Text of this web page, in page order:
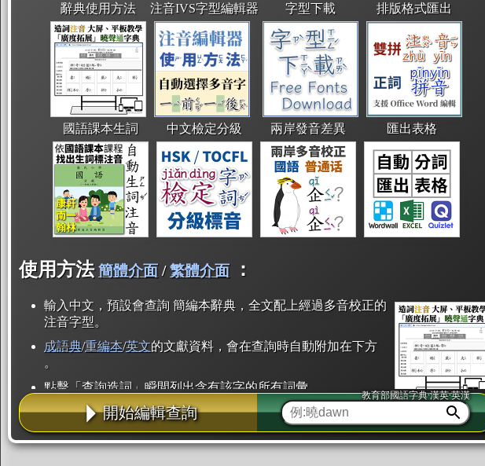
辭典使用方法 注音IVS字型編輯器 字型下載 排版格式匯出
國語課本生詞 中文檢定分級 兩岸發音差異 匯出表格
使用方法 簡體介面/繁體介面 ：
輸入中文，預設會查詢 簡編本辭典，全文配上經過多音校正的
注音字型。
成語典/重編本/英文的文獻資料，會在查詢時自動附加在下方
。
點擊「查詢造詞」瞬間列出含有該字的所有詞彙。
點「部首」瞬間列出所有「同部首字」。也支援查詢「同注音」或「同筆畫」。
辭典解釋的全文都經過自動斷詞，點擊便可瞬間「連續查詢」此字詞的解釋，不
用手動重複輸入。
開始編輯查詢
教育部國語字典·漢英·英漢